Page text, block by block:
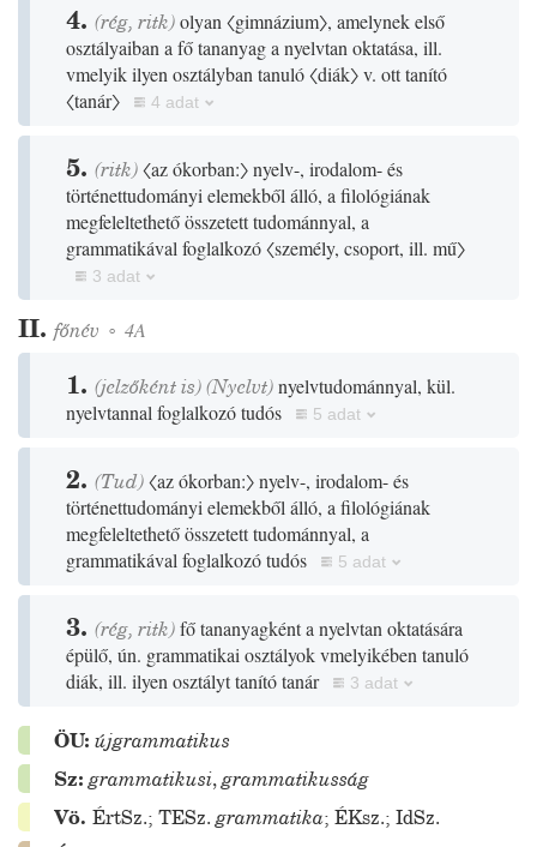
4. (rég, ritk)olyan 〈gimnázium〉, amelynek első
osztályaiban a fő tananyag a nyelvtan oktatása, ill.
vmelyik ilyen osztályban tanuló〈diák〉v. ott tanító
〈tanár〉
4 adat
5. (ritk)〈az ókorban:〉nyelv-, irodalom- és
történettudományi elemekből álló, a filológiának
megfeleltethető összetett tudománnyal, a
grammatikával foglalkozó〈személy, csoport, ill. mű〉
3 adat
II. főnév ◦ 4A
1. (jelzőként is)(Nyelvt)nyelvtudománnyal, kül.
nyelvtannal foglalkozó tudós
5 adat
2. (Tud)〈az ókorban:〉nyelv-, irodalom- és
történettudományi elemekből álló, a filológiának
megfeleltethető összetett tudománnyal, a
grammatikával foglalkozó tudós
5 adat
3. (rég, ritk)fő tananyagként a nyelvtan oktatására
épülő, ún. grammatikai osztályok vmelyikében tanuló
diák, ill. ilyen osztályt tanító tanár
3 adat
ÖU: újgrammatikus
Sz: grammatikusi,grammatikusság
Vö. ÉrtSz.; TESz. grammatika; ÉKsz.; IdSz.